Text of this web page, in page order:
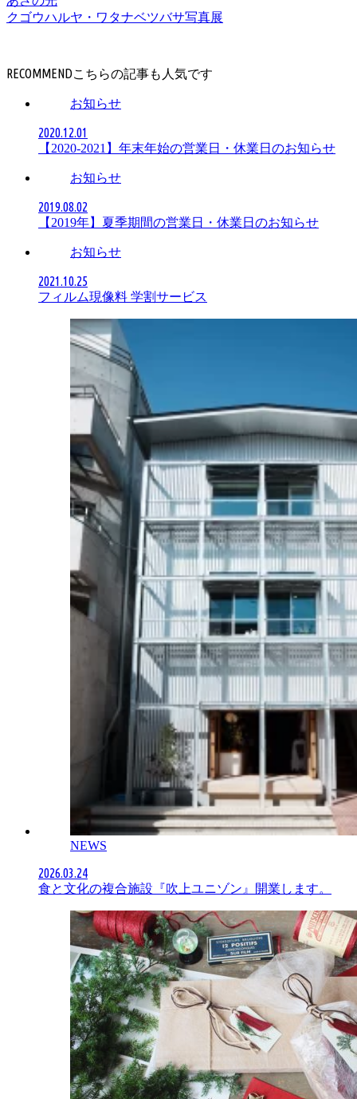
クゴウハルヤ・ワタナベツバサ写真展
RECOMMEND
お知らせ
2020.12.01
【2020-2021】年末年始の営業日・休業日のお知らせ
お知らせ
2019.08.02
【2019年】夏季期間の営業日・休業日のお知らせ
お知らせ
2021.10.25
フィルム現像料 学割サービス
NEWS
2026.03.24
食と文化の複合施設『吹上ユニゾン』開業します。